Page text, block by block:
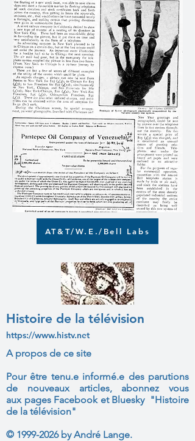
AT&T/W.E./Bell Labs
Histoire de la télévision
https://www.histv.net
A propos de ce site
Pour être tenu.e informé.e des parutions
de nouveaux articles, abonnez vous
aux pages Facebook et Bluesky "Histoire
de la télévision"
© 1999-2026by André Lange.